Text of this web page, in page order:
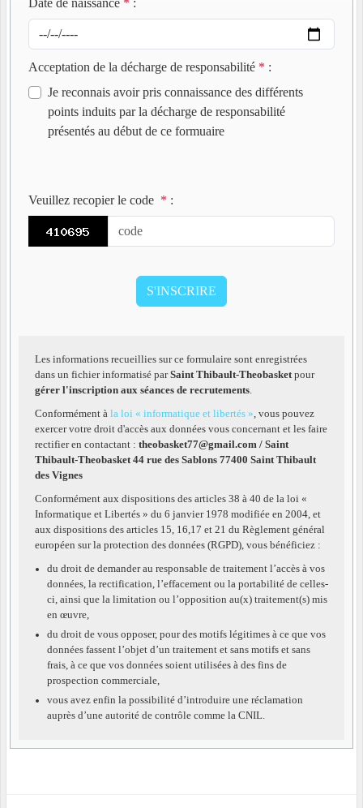
Date de naissance * :
Acceptation de la décharge de responsabilité * :
Je reconnais avoir pris connaissance des différents
points induits par la décharge de responsabilité
présentés au début de ce formuaire
Veuillez recopier le code * :
Les informations recueillies sur ce formulaire sont enregistrées
dans un fichier informatisé parSaint Thibault-Theobasketpour
gérer l'inscription aux séances de recrutements.
Conformément à la loi « informatique et libertés », vous pouvez
exercer votre droit d'accès aux données vous concernant et les faire
rectifier en contactant : theobasket77@gmail.com / Saint
Thibault-Theobasket 44 rue des Sablons 77400 Saint Thibault
des Vignes
Conformément aux dispositions des articles 38 à 40 de la loi «
Informatique et Libertés » du 6 janvier 1978 modifiée en 2004, et
aux dispositions des articles 15, 16,17 et 21 du Règlement général
européen sur la protection des données (RGPD), vous bénéficiez :
du droit de demander au responsable de traitement l’accès à vos
données, la rectification, l’effacement ou la portabilité de celles-
ci, ainsi que la limitation ou l’opposition au(x) traitement(s) mis
en œuvre,
du droit de vous opposer, pour des motifs légitimes à ce que vos
données fassent l’objet d’un traitement et sans motifs et sans
frais, à ce que vos données soient utilisées à des fins de
prospection commerciale,
vous avez enfin la possibilité d’introduire une réclamation
auprès d’une autorité de contrôle comme la CNIL.